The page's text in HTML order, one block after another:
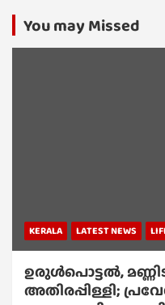
You may Missed
KERALA LATEST NEWS
ഉരുൾപൊട്ടൽ,
അതിരപ്പിള്ളി;